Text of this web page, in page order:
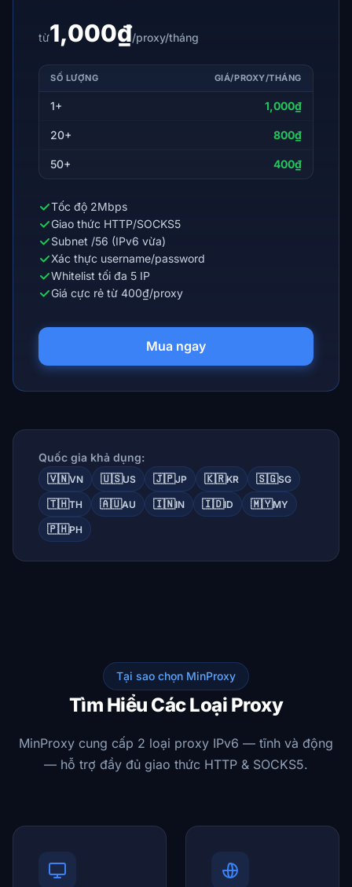
từ1,000₫/proxy/tháng
SỐ LƯỢNG GIÁ/PROXY/THÁNG
1+ 1,000₫
20+ 800₫
50+ 400₫
Tốc độ 2Mbps
Giao thức HTTP/SOCKS5
Subnet /56 (IPv6 vừa)
Xác thực username/password
Whitelist tối đa 5 IP
Giá cực rẻ từ 400₫/proxy
Mua ngay
Quốc gia khả dụng:
🇻🇳VN 🇺🇸US 🇯🇵JP 🇰🇷KR 🇸🇬SG
🇹🇭TH 🇦🇺AU 🇮🇳IN 🇮🇩ID 🇲🇾MY
🇵🇭PH
Tại sao chọn MinProxy
Tìm Hiểu Các Loại Proxy
MinProxy cung cấp 2 loại proxy IPv6 — tĩnh và động
— hỗ trợ đầy đủ giao thức HTTP & SOCKS5.